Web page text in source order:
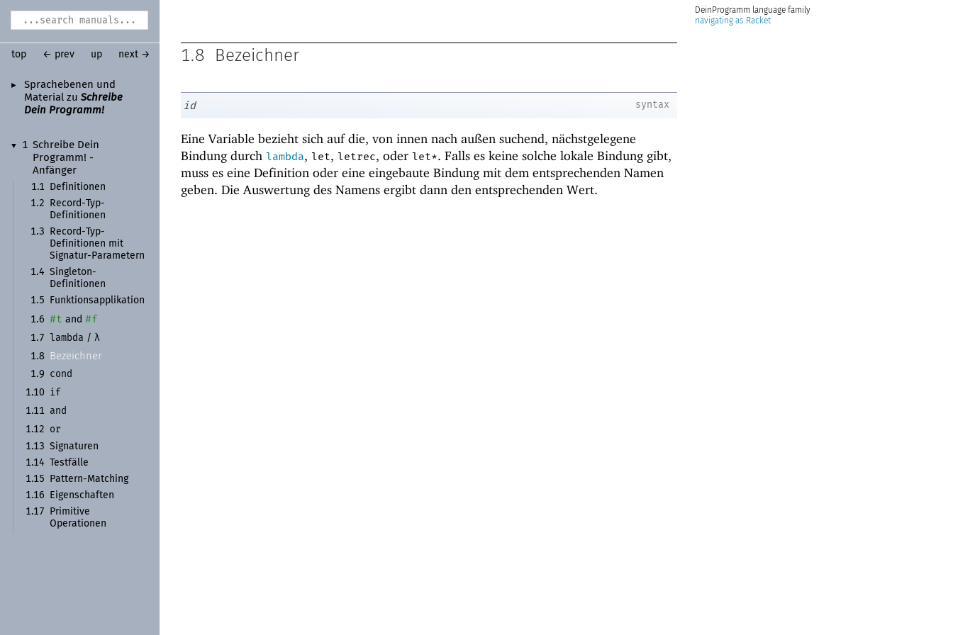
►
Sprachebenen und
Material zuSchreibe
Dein Programm!
▼ 1 Schreibe Dein
Programm! -
Anfänger
1.1
Definitionen
1.2
Record- Typ-
Definitionen
1.3
Record- Typ-
Definitionen mit
Signatur- Parametern
1.4 Singleton-
Definitionen
1.5
Funktionsapplikation
1.6 #t and#f
1.7 lambda / λ
1.8 Bezeichner
1.9 cond
1.10 if
1.11 and
1.12 or
1.13 Signaturen
1.14
Testfälle
1.15
Pattern-Matching
1.16
Eigenschaften
1.17
Primitive
Operationen
DeinProgramm
navigating as Racket
top ← prev up next → 1.8 Bezeichner
syntax
id
Eine Variable bezieht sich auf die, von innen nach außen suchend, nächstgelegene
Bindung durch lambda, let, letrec, oder let*. Falls es keine solche lokale Bindung gibt,
muss es eine Definition oder eine eingebaute Bindung mit dem entsprechenden Namen
geben. Die Auswertung des Namens ergibt dann den entsprechenden Wert.